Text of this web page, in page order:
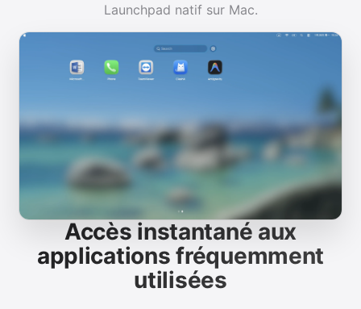
Launchpad natif sur Mac.
Accès instantané aux
applications fréquemment
utilisées